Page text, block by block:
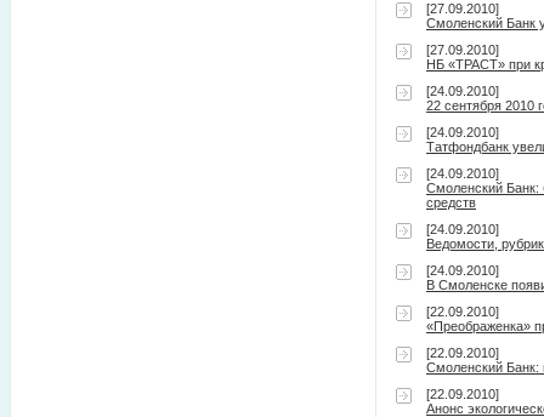
[27.09.2010]
Смоленский Банк
[27.09.2010]
НБ «ТРАСТ» при
[24.09.2010]
22 сентября 2010
[24.09.2010]
Татфондбанк
[24.09.2010]
Смоленский Банк:
средств
[24.09.2010]
Ведомости,
[24.09.2010]
В Смоленске
[22.09.2010]
«Преображенка»
[22.09.2010]
Смоленский Банк:
[22.09.2010]
Анонс